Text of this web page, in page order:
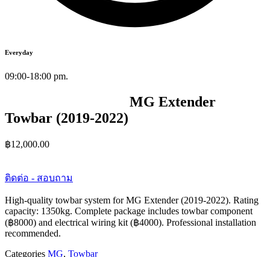
Everyday
09:00-18:00 pm.
MG Extender
Towbar (2019-2022)
฿12,000.00
ติดต่อ - สอบถาม
High-quality towbar system for MG Extender (2019-2022). Rating
capacity: 1350kg. Complete package includes towbar component
(฿8000) and electrical wiring kit (฿4000). Professional installation
recommended.
Categories MG, Towbar